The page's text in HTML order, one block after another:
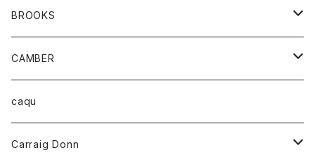
アンダーウェアー
カードホルダー
トップス
カーディガン
ボトム
オーバーオール
ショートパンツ
レディース
オーバーオール
シャツ
BROOKS
グッズ
靴
CAMBER
トップス
ハーフスリーブTシャツ
caqu
Carraig Donn